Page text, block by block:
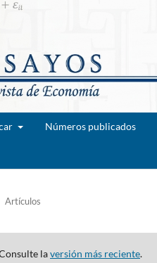
Números publicados
Artículos
laversión más reciente.